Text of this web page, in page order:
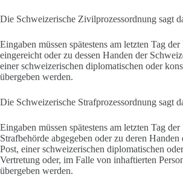
Die Schweizerische Zivilprozessordnung sagt
Eingaben müssen spätestens am letzten Tag
eingereicht oder zu dessen Handen der
einer schweizerischen diplomatischen oder
übergeben werden.
Die Schweizerische Strafprozessordnung sagt
Eingaben müssen spätestens am letzten Tag
Strafbehörde abgegeben oder zu deren
Post, einer schweizerischen diplomatischen
Vertretung oder, im Falle von inhaftierten
übergeben werden.